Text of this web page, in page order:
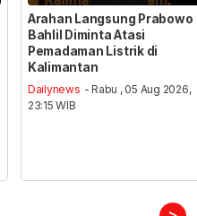
Arahan Langsung Prabowo
Bahlil Diminta Atasi
Pemadaman Listrik di
Kalimantan
Dailynews - Rabu , 05 Aug 2026,
23:15 WIB